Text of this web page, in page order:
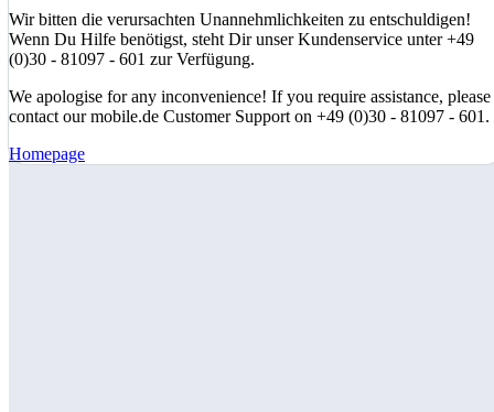
Wir bitten die verursachten Unannehmlichkeiten zu entschuldigen!
Wenn Du Hilfe benötigst, steht Dir unser Kundenservice unter +49
(0)30 - 81097 - 601 zur Verfügung.
We apologise for any inconvenience! If you require assistance, please
contact our mobile.de Customer Support on +49 (0)30 - 81097 - 601.
Homepage